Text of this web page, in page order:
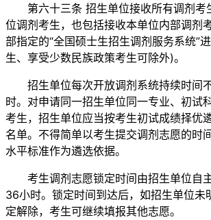
第六十三条 招生单位接收所有调剂考
位调剂考生，也包括接收本单位内部调剂
部指定的“全国硕士生招生调剂服务系统”
生、享受少数民族政策考生可除外)。
招生单位每次开放调剂系统持续时间
时。对申请同一招生单位同一专业、初试
考生，招生单位应当按考生初试成绩择优
名单。不得简单以考生提交调剂志愿的时
水平标准作为遴选依据。
考生调剂志愿锁定时间由招生单位自
36小时。锁定时间到达后，如招生单位未
定解除，考生可继续填报其他志愿。